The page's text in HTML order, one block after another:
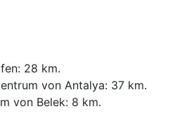
28 km.
von Antalya: 37 km.
von Belek: 8 km.